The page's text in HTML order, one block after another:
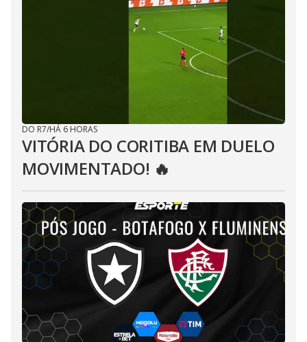
DO R7/HÁ 6 HORAS
VITÓRIA DO CORITIBA EM DUELO
MOVIMENTADO! 🔥